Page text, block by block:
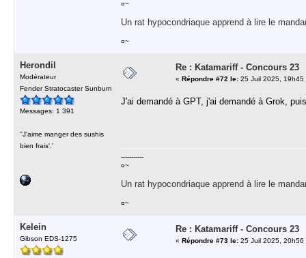
¤~
Un rat hypocondriaque apprend à lire le
¤~
Herondil
Modérateur
Fender Stratocaster Sunburn
Messages: 1 391
''J'aime manger des sushis
bien frais'.'
Re : Katamariff - Concours 23
« Répondre #72 le: 25 Juil 2025, 19h45
J'ai demandé à GPT, j'ai demandé à Grok,
-----------
¤~
Un rat hypocondriaque apprend à lire le
¤~
Kelein
Gibson EDS-1275
Re : Katamariff - Concours 23
« Répondre #73 le: 25 Juil 2025, 20h56